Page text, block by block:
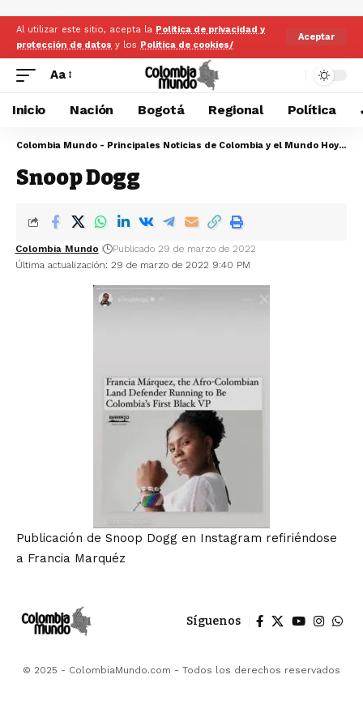
Al utilizar este sitio, acepta la Politica de privacidad y
protección de datos y los Politica de cookies/
Aceptar
Aa
Inicio Nación Bogotá Regional Política
Colombia Mundo - Principales Noticias de Colombia y el Mundo Hoy
>
Snoop Dogg
Última actualización: 29 de marzo de 2022 9:40 PM
Colombia Mundo Publicado 29 de marzo de 2022
Publicación de Snoop Dogg en Instagram refiriéndose
a Francia Marquéz
Síguenos
© 2025 - ColombiaMundo.com - Todos los derechos reservados